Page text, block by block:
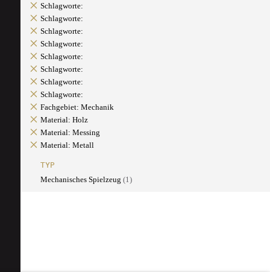
Schlagworte:
Schlagworte:
Schlagworte:
Schlagworte:
Schlagworte:
Schlagworte:
Schlagworte:
Schlagworte:
Fachgebiet: Mechanik
Material: Holz
Material: Messing
Material: Metall
TYP
Mechanisches Spielzeug (1)